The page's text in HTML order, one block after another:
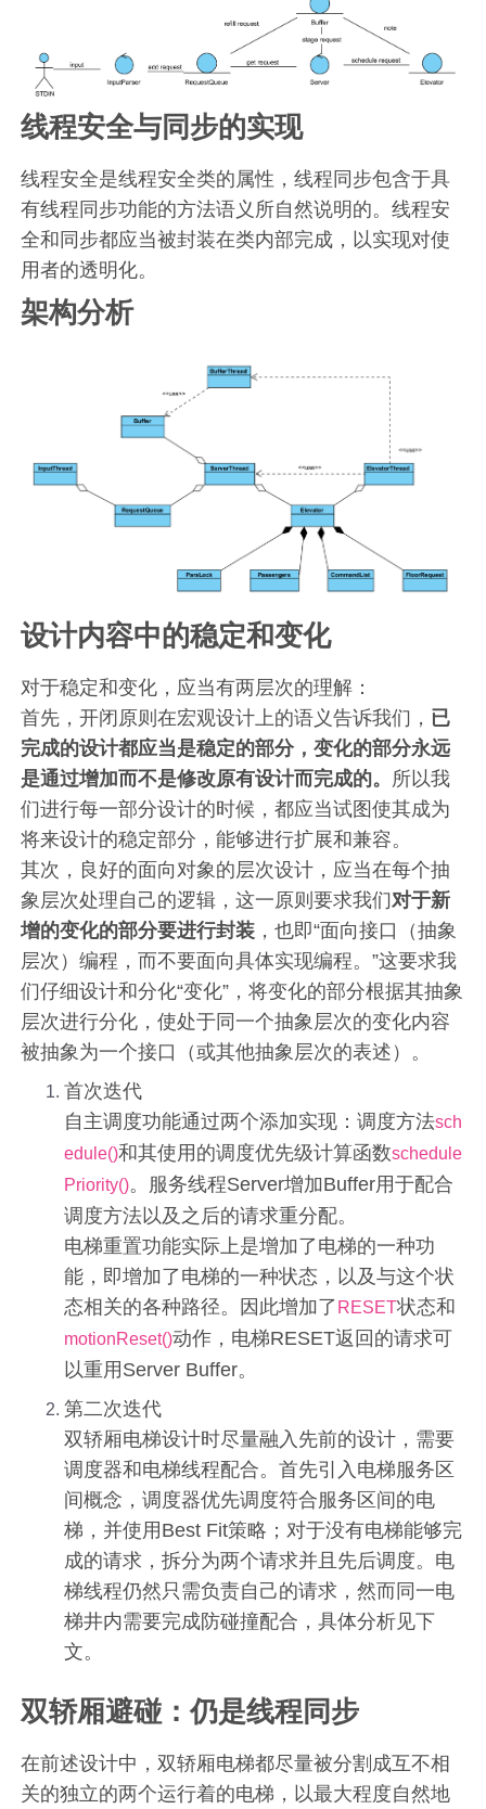
线程安全与同步的实现
线程安全是线程安全类的属性，线程同步包含于具
有线程同步功能的方法语义所自然说明的。线程安
全和同步都应当被封装在类内部完成，以实现对使
用者的透明化。
架构分析
设计内容中的稳定和变化
对于稳定和变化，应当有两层次的理解：
首先，开闭原则在宏观设计上的语义告诉我们， 已
完成的设计都应当是稳定的部分，变化的部分永远
是通过增加而不是修改原有设计而完成的。 所以我
们进行每一部分设计的时候，都应当试图使其成为
将来设计的稳定部分，能够进行扩展和兼容。
其次，良好的面向对象的层次设计，应当在每个抽
象层次处理自己的逻辑，这一原则要求我们对于新
增的变化的部分要进行封装 ，也即“面向接口（抽象
层次）编程，而不要面向具体实现编程。”这要求我
们仔细设计和分化“变化”，将变化的部分根据其抽象
层次进行分化，使处于同一个抽象层次的变化内容
被抽象为一个接口（或其他抽象层次的表述）。
首次迭代
自主调度功能通过两个添加实现：调度方法sch
edule()和其使用的调度优先级计算函数schedule
Priority()。服务线程Server增加Buffer用于配合
调度方法以及之后的请求重分配。
电梯重置功能实际上是增加了电梯的一种功
能，即增加了电梯的一种状态，以及与这个状
态相关的各种路径。因此增加了 RESET状态和
motionReset()动作，电梯RESET返回的请求可
以重用Server Buffer。
第二次迭代
双轿厢电梯设计时尽量融入先前的设计，需要
调度器和电梯线程配合。首先引入电梯服务区
间概念，调度器优先调度符合服务区间的电
梯，并使用Best Fit策略；对于没有电梯能够完
成的请求，拆分为两个请求并且先后调度。电
梯线程仍然只需负责自己的请求，然而同一电
梯井内需要完成防碰撞配合，具体分析见下
文。
双轿厢避碰：仍是线程同步
在前述设计中，双轿厢电梯都尽量被分割成互不相
关的独立的两个运行着的电梯，以最大程度自然地